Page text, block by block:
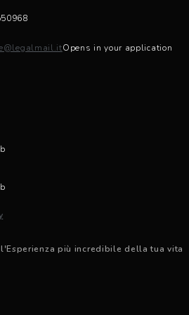
Opens in your application
l'Esperienza più incredibile della tua vita